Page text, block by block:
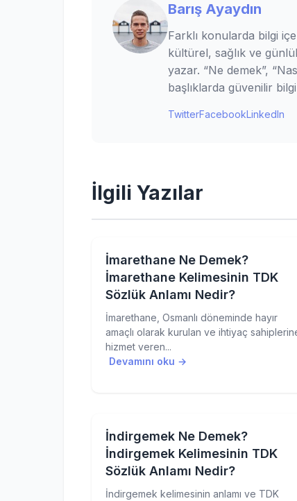
Barış Ayaydın
Farklı konularda bilgi
kültürel, sağlık ve
yazar. “Ne demek”,
başlıklarda güvenilir
TwitterFacebookLinkedIn
İlgili Yazılar
İmarethane Ne Demek?
İmarethane Kelimesinin TDK
Sözlük Anlamı Nedir?
İmarethane, Osmanlı döneminde hayır
amaçlı olarak kurulan ve ihtiyaç
hizmet veren...
Devamını oku →
İndirgemek Ne Demek?
İndirgemek Kelimesinin TDK
Sözlük Anlamı Nedir?
İndirgemek kelimesinin anlamı ve TDK